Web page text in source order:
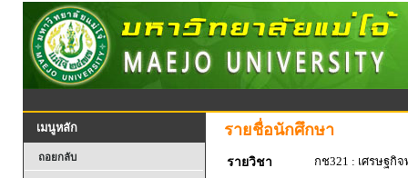
เมนูหลัก
ถอยกลับ
รายชื่อนักศึกษา
รายวิชา
กช321 : เศรษฐกิ